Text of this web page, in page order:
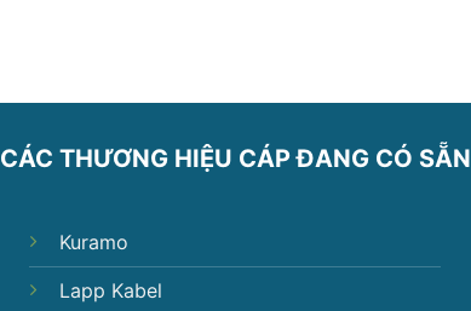
CÁC THƯƠNG HIỆU CÁP ĐANG CÓ SẴN
Kuramo
Lapp Kabel